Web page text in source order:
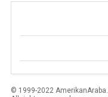
© 1999-2022